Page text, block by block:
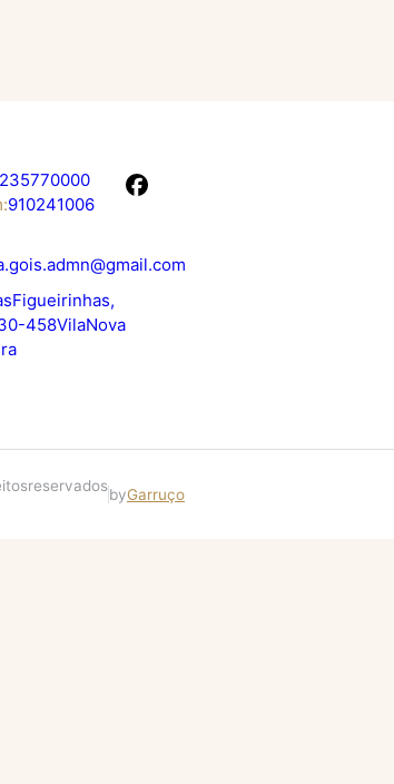
235 770 000
910 241 006
Figueirinhas,
- 458 Vila Nova
reservadosbyGarruço